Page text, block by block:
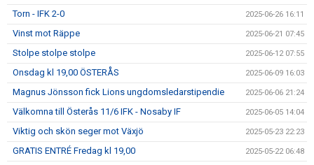
Torn - IFK 2-0 2025-06-26 16:11
Vinst mot Räppe 2025-06-21 07:45
Stolpe stolpe stolpe 2025-06-12 07:55
Onsdag kl 19,00 ÖSTERÅS 2025-06-09 16:03
Magnus Jönsson fick Lions ungdomsledarstipendie 2025-06-06 21:24
Välkomna till Österås 11/6 IFK - Nosaby IF 2025-06-05 14:04
Viktig och skön seger mot Växjö 2025-05-23 22:23
GRATIS ENTRÉ Fredag kl 19,00 2025-05-22 06:48